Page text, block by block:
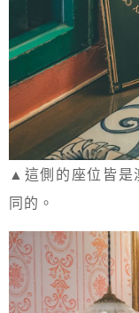
▲這側的座位皆是
同的。